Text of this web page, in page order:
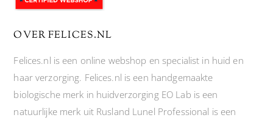
OVER FELICES.NL
Felices.nl is een online webshop en specialist in huid en
haar verzorging. Felices.nl is een handgemaakte
biologische merk in huidverzorging EO Lab is een
natuurlijke merk uit Rusland Lunel Professional is een